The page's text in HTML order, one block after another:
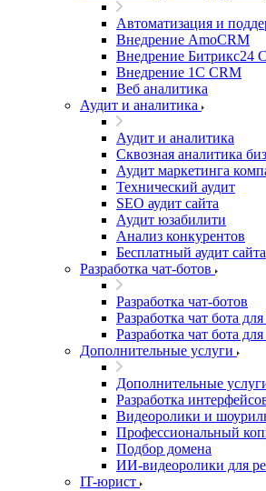
Автоматизация и
Внедрение AmoCRM
Внедрение Битрикс24
Внедрение 1C CRM
Веб аналитика
Аудит и аналитика
Аудит и аналитика
Сквозная аналитика
Аудит маркетинга
Технический аудит
SEO аудит сайта
Аудит юзабилити
Анализ конкурентов
Бесплатный аудит сайта
Разработка чат-ботов
Разработка чат-ботов
Разработка чат бота
Разработка чат бота
Дополнительные услуги
Дополнительные
Разработка
Видеоролики и
Профессиональный
Подбор домена
ИИ-видеоролики для
IT-юрист